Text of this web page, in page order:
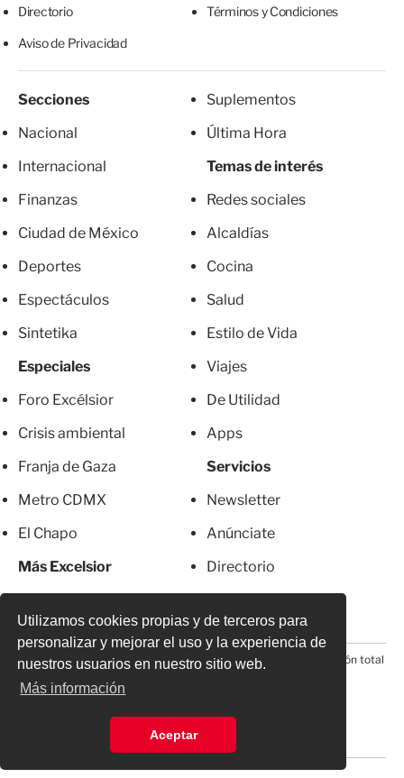
Utilizamos cookies propias y de terceros para
personalizar y mejorar el uso y la experiencia de
nuestros usuarios en nuestro sitio web.
Más información
Aceptar
Directorio Términos y Condiciones
Aviso de Privacidad
Secciones
Nacional
Internacional
Finanzas
Ciudad de México
Deportes
Espectáculos
Sintetika
Especiales
Foro Excélsior
Crisis ambiental
Franja de Gaza
Metro CDMX
El Chapo
Más Excelsior
Suplementos
Última Hora
Temas de interés
Redes sociales
Alcaldías
Cocina
Salud
Estilo de Vida
Viajes
De Utilidad
Apps
Servicios
Newsletter
Anúnciate
Directorio
© 2026 Todos los derechos reservados. Prohibida la reproducción total
o parcial, incluyendo cualquier medio electrónico*